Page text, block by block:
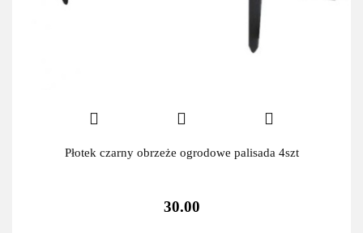
Płotek czarny obrzeże ogrodowe palisada 4szt
30.00